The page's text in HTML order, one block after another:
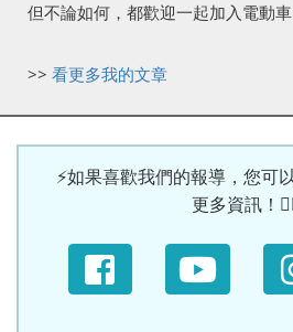
但不論如何，都歡迎一起加入電動
>> 看更多我的文章
⚡如果喜歡我們的報導，您可
更多資訊！